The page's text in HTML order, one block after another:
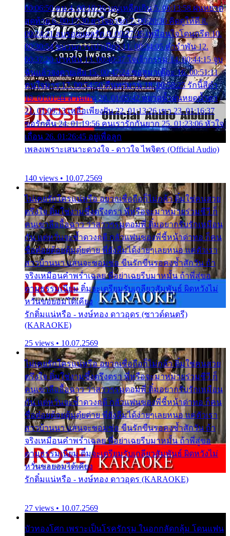
00:06:50 คน 4. 00:10:36 บุญเหลือเกิน 5. 00:13:58 ฝนหยาด
สุดท้าย 6. 00:17:30 ยาใจยาจก 7. 00:20:30 คิดดูให้ดี 8.
00:24:21 ลบรอยแผลรัก 9. 00:27:35 เหมือนใจโดนกรีด 10.
00:30:54 ขบวนการเปาเปียว 11. 00:34:05 คำรำพัน 12.
00:37:20 ปาหนัน 13. 00:40:37 ใจเจ้ากรรม 14. 00:44:15 จูบ
ฉันแล้วจงตายเสีย 15. 00:47:24 ขอสูมาเต๊อะ 16. 00:51:11
คนใจมาร 17. 00:54:50 คืนทรมาน 18. 00:58:25 รักนี้สีดำ
19. 01:01:44 ส่วนเกิน 20. 01:05:42 หยาดน้ำฝนหยดน้ำตา
21. 01:09:13 เหลือเพียงฝัน 22. 01:13:26 เขา 23. 01:16:37
ขอรักคืน 24. 01:19:56 คนเรารักกันยาก 25. 01:23:06 หัวใจ
เถื่อน 26. 01:26:45 อยู่เพื่อลูก
เพลงเพราะเสนาะดวงใจ - ดาวใจ ไพจิตร (Official Audio)
140 views • 10.07.2569
ไม่เคยรักใครแน่หรือ อยากเชื่อถือก็ไม่กล้า ติ๋มใช่คนสวย
ตรึงใจ ติ๋มใช่งามซึ้งตรึงตรา พี่หรือจะมาหมายร่วมชีวี ก็
คนเขาลืออื้อฉาว ว่าสาวๆรุมตอมพี่ ติ๋มอยากรับรักเหมือน
กัน แต่หวั่นจะช้ำดวงฤดี กลัวแฟนของพี่ชี้หน้าด่าทอ ก็คน
ชื่อต๋อยต้อยตุ้มตุ๋ยต่าย พี่ยังลืมได้ง่ายๆเลยหนอ แค่ตัวเรา
สาวบ้านนา แสนจะซอมซ่อ ขืนรักขืนรอคงช้ำสักวัน ถ้า
จริงเหมือนคำพร่ำเฉลย พี่อย่าเฉยรีบมาหมั้น ถ้าพี่สู่ขอ
ตามธรรมเนียม ติ๋มจะเตรียมรับเกลียวสัมพันธ์ ผิดหวังไม่
หวั่นขอยอมได้เคียง
รักติ๋มแน่หรือ - หงษ์ทอง ดาวอุดร (ซาวด์ดนตรี)
(KARAOKE)
25 views • 10.07.2569
ไม่เคยรักใครแน่หรือ อยากเชื่อถือก็ไม่กล้า ติ๋มใช่คนสวย
ตรึงใจ ติ๋มใช่งามซึ้งตรึงตรา พี่หรือจะมาหมายร่วมชีวี ก็
คนเขาลืออื้อฉาว ว่าสาวๆรุมตอมพี่ ติ๋มอยากรับรักเหมือน
กัน แต่หวั่นจะช้ำดวงฤดี กลัวแฟนของพี่ชี้หน้าด่าทอ ก็คน
ชื่อต๋อยต้อยตุ้มตุ๋ยต่าย พี่ยังลืมได้ง่ายๆเลยหนอ แค่ตัวเรา
สาวบ้านนา แสนจะซอมซ่อ ขืนรักขืนรอคงช้ำสักวัน ถ้า
จริงเหมือนคำพร่ำเฉลย พี่อย่าเฉยรีบมาหมั้น ถ้าพี่สู่ขอ
ตามธรรมเนียม ติ๋มจะเตรียมรับเกลียวสัมพันธ์ ผิดหวังไม่
หวั่นขอยอมได้เคียง
รักติ๋มแน่หรือ - หงษ์ทอง ดาวอุดร (KARAOKE)
27 views • 10.07.2569
บัวทองโศก เพราะเป็นโรครักรุม ในอกกลัดกลุ้ม โดนแฟน